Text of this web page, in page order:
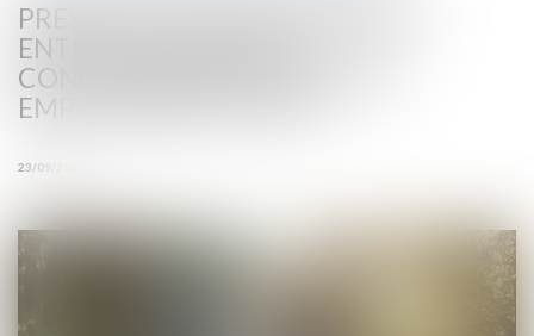
PRESCRIPTION D’UNE CRÉANCE
ENTRE CONCUBINS : LE
CONCUBINAGE N’EST PAS UN
EMPÊCHEMENT D’AGIR
23/09/2025